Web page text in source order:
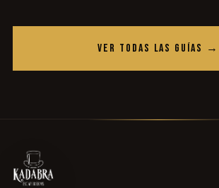
VER TODAS LAS GUÍAS →